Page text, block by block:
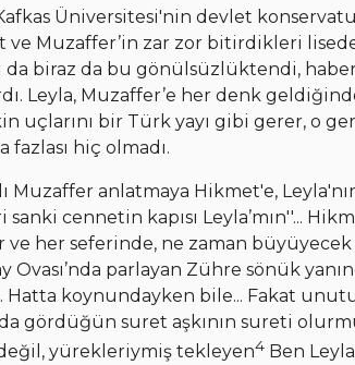
Üniversitesi'nin devlet
ve Muzaffer’in zar zor bitirdikleri
da biraz da bu gönülsüzlüktendi,
Leyla, Muzaffer’e her denk
uçlarını bir Türk yayı gibi gerer, o
fazlası hiç olmadı.
Muzaffer anlatmaya Hikmet'e,
cennetin kapısı Leyla’mın''...
ve her seferinde, ne zaman
Ovası’nda parlayan Zühre sönük
koynundayken bile... Fakat
gördüğün suret aşkının sureti
değil, yürekleriymiş tekleyen4 Ben